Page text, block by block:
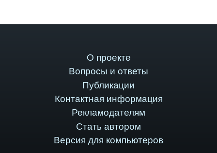
О проекте
Вопросы и ответы
Публикации
Контактная информация
Рекламодателям
Стать автором
Версия для компьютеров